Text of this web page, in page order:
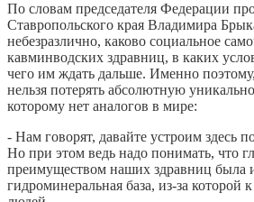
По словам председателя Федерации
Ставропольского края Владимира
небезразлично, каково социальное
кавминводских здравниц, в каких
чего им ждать дальше. Именно
нельзя потерять абсолютную
которому нет аналогов в мире:
- Нам говорят, давайте устроим здесь
Но при этом ведь надо понимать, что
преимуществом наших здравниц была
гидроминеральная база, из-за которой